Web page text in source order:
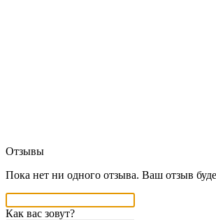
Отзывы
Пока нет ни одного отзыва. Ваш отзыв
Как вас зовут?